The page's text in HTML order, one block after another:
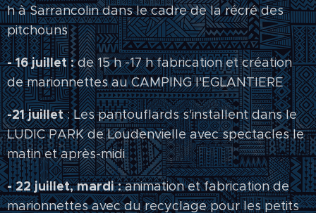
h à Sarrancolin dans le cadre de la récré des
pitchouns
- 16 juillet :de 15 h -17 h fabrication et création
de marionnettes au CAMPING l'EGLANTIERE
-21 juillet: Les pantouflards s'installent dans le
LUDIC PARK de Loudenvielle avec spectacles le
matin et après-midi
- 22 juillet, mardi :animation et fabrication de
marionnettes avec du recyclage pour les petits